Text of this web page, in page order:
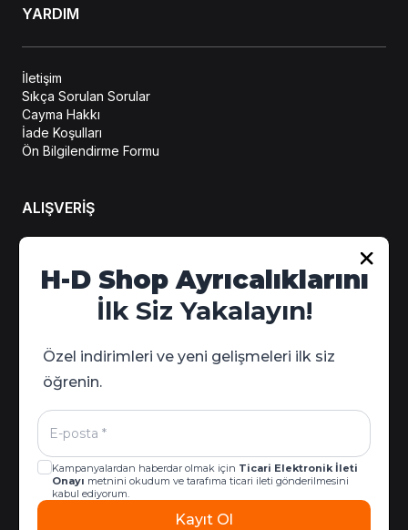
YARDIM
İletişim
Sıkça Sorulan Sorular
Cayma Hakkı
İade Koşulları
Ön Bilgilendirme Formu
ALIŞVERİŞ
Hesabım
Sipariş Takip
Kampanya Detayları
H-D Shop Ayrıcalıklarını
İlk Siz Yakalayın!
Özel indirimleri ve yeni gelişmeleri ilk siz
öğrenin.
Kampanyalardan haberdar olmak için Ticari Elektronik İleti
Onayı metnini okudum ve tarafıma ticari ileti gönderilmesini
kabul ediyorum.
Kayıt Ol